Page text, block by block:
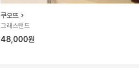
쿠오뜨
그래스탠드
48,000원